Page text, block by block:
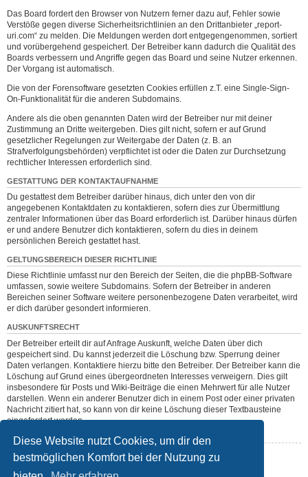
Diese Website nutzt Cookies, um dir den
bestmöglichen Komfort bei der Nutzung zu
Das Board fordert den Browser von Nutzern ferner dazu auf, Fehler sowie
Verstöße gegen diverse Sicherheitsrichtlinien an den Drittanbieter „report-
uri.com“ zu melden. Die Meldungen werden dort entgegengenommen, sortiert
und vorübergehend gespeichert. Der Betreiber kann dadurch die Qualität des
Boards verbessern und Angriffe gegen das Board und seine Nutzer erkennen.
Der Vorgang ist automatisch.
Die von der Forensoftware gesetzten Cookies erfüllen z.T. eine Single-Sign-
On-Funktionalität für die anderen Subdomains.
Andere als die oben genannten Daten wird der Betreiber nur mit deiner
Zustimmung an Dritte weitergeben. Dies gilt nicht, sofern er auf Grund
gesetzlicher Regelungen zur Weitergabe der Daten (z. B. an
Strafverfolgungsbehörden) verpflichtet ist oder die Daten zur Durchsetzung
rechtlicher Interessen erforderlich sind.
GESTATTUNG DER KONTAKTAUFNAHME
Du gestattest dem Betreiber darüber hinaus, dich unter den von dir
angegebenen Kontaktdaten zu kontaktieren, sofern dies zur Übermittlung
zentraler Informationen über das Board erforderlich ist. Darüber hinaus dürfen
er und andere Benutzer dich kontaktieren, sofern du dies in deinem
persönlichen Bereich gestattet hast.
GELTUNGSBEREICH DIESER RICHTLINIE
Diese Richtlinie umfasst nur den Bereich der Seiten, die die phpBB-Software
umfassen, sowie weitere Subdomains. Sofern der Betreiber in anderen
Bereichen seiner Software weitere personenbezogene Daten verarbeitet, wird
er dich darüber gesondert informieren.
AUSKUNFTSRECHT
Der Betreiber erteilt dir auf Anfrage Auskunft, welche Daten über dich
gespeichert sind. Du kannst jederzeit die Löschung bzw. Sperrung deiner
Daten verlangen. Kontaktiere hierzu bitte den Betreiber. Der Betreiber kann die
Löschung auf Grund eines übergeordneten Interesses verweigern. Dies gilt
insbesondere für Posts und Wiki-Beiträge die einen Mehrwert für alle Nutzer
darstellen. Wenn ein anderer Benutzer dich in einem Post oder einer privaten
Nachricht zitiert hat, so kann von dir keine Löschung dieser Textbausteine
eingefordert werden.
Zurück zur vorherigen Seite